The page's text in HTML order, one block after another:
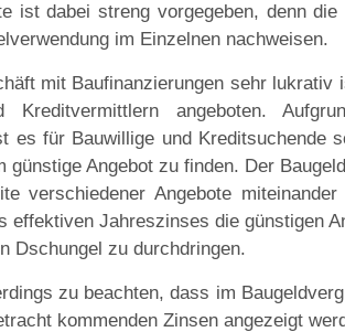
ist dabei streng vorgegeben, denn
im Einzelnen nachweisen.
mit Baufinanzierungen sehr lukrativ
Kreditvermittlern angeboten.
es für Bauwillige und Kreditsuchende
günstige Angebot zu finden. Der
verschiedener Angebote
effektiven Jahreszinses die günstigen
Dschungel zu durchdringen.
zu beachten, dass im
kommenden Zinsen angezeigt